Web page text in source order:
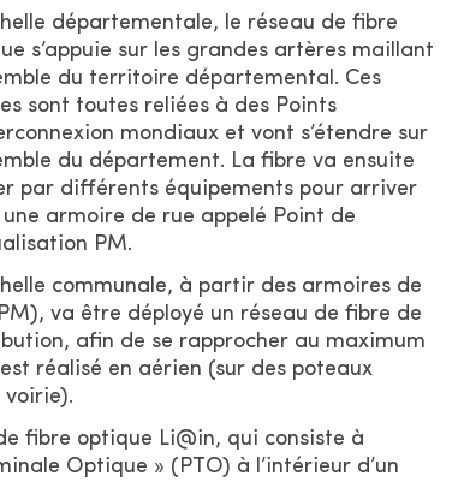
départementale, le réseau de fibre
s’appuie sur les grandes artères maillant
du territoire départemental. Ces
sont toutes reliées à des Points
mondiaux et vont s’étendre sur
du département. La fibre va ensuite
par différents équipements pour arriver
une armoire de rue appelé Point de
PM.
communale, à partir des armoires de
va être déployé un réseau de fibre de
afin de se rapprocher au maximum
réalisé en aérien (sur des poteaux
voirie).
fibre optique Li@in, qui consiste à
Optique » (PTO) à l’intérieur d’un